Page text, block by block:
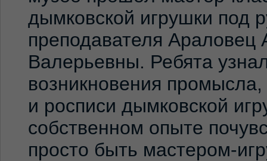
дымковской игрушки под
преподавателя Араловец
Валерьевны. Ребята
возникновения
и росписи дымковской
собственном опыте
просто быть мастером-